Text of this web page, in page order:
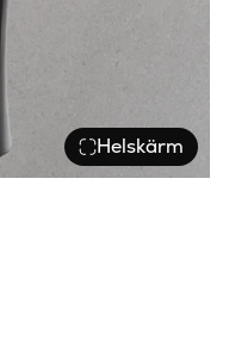
Helskärm